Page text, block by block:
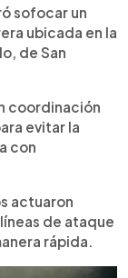
sofocar un
ubicada en la
de San
coordinación
evitar la
con
actuaron
de ataque
rápida.